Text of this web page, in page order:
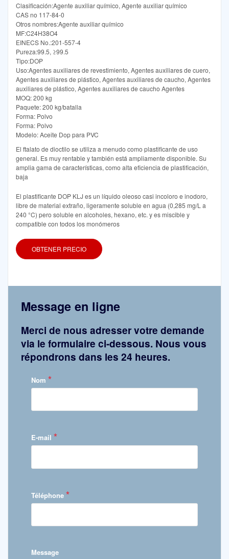
Clasificación:Agente auxiliar químico, Agente auxiliar químico
CAS no 117-84-0
Otros nombres:Agente auxiliar químico
MF:C24H38O4
EINECS No.:201-557-4
Pureza:99.5, ≥99.5
Tipo:DOP
Uso:Agentes auxiliares de revestimiento, Agentes auxiliares de cuero,
Agentes auxiliares de plástico, Agentes auxiliares de caucho, Agentes
auxiliares de plástico, Agentes auxiliares de caucho Agentes
MOQ: 200 kg
Paquete: 200 kg/batalla
Forma: Polvo
Forma: Polvo
Modelo: Aceite Dop para PVC
El ftalato de dioctilo se utiliza a menudo como plastificante de uso
general. Es muy rentable y también está ampliamente disponible. Su
amplia gama de características, como alta eficiencia de plastificación,
baja
El plastificante DOP KLJ es un líquido oleoso casi incoloro e inodoro,
libre de material extraño, ligeramente soluble en agua (0,285 mg/L a
240 °C) pero soluble en alcoholes, hexano, etc. y es miscible y
compatible con todos los monómeros
OBTENER PRECIO
Message en ligne
Merci de nous adresser votre demande
via le formulaire ci-dessous. Nous vous
répondrons dans les 24 heures.
Nom *
E-mail *
Téléphone *
Message